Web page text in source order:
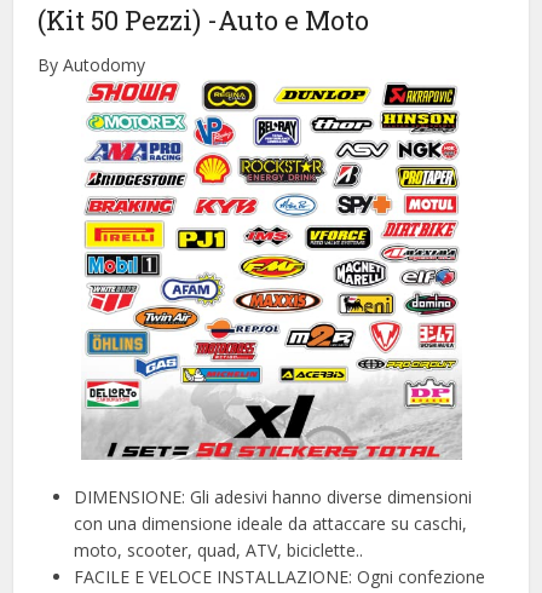
(Kit 50 Pezzi) -Auto e Moto
By Autodomy
DIMENSIONE: Gli adesivi hanno diverse dimensioni
con una dimensione ideale da attaccare su caschi,
moto, scooter, quad, ATV, biciclette..
FACILE E VELOCE INSTALLAZIONE: Ogni confezione